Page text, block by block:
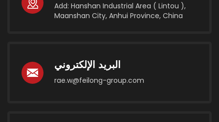
Add: Hanshan Industrial Area ( Lintou ),
Maanshan City, Anhui Province, China
البريد الإلكتروني
rae.w@feilong-group.com